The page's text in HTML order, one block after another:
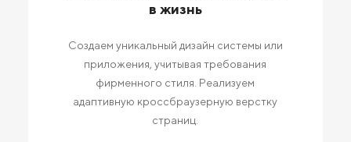
в жизнь
Создаем уникальный дизайн системы или
приложения, учитывая требования
фирменного стиля. Реализуем
адаптивную кроссбраузерную верстку
страниц.